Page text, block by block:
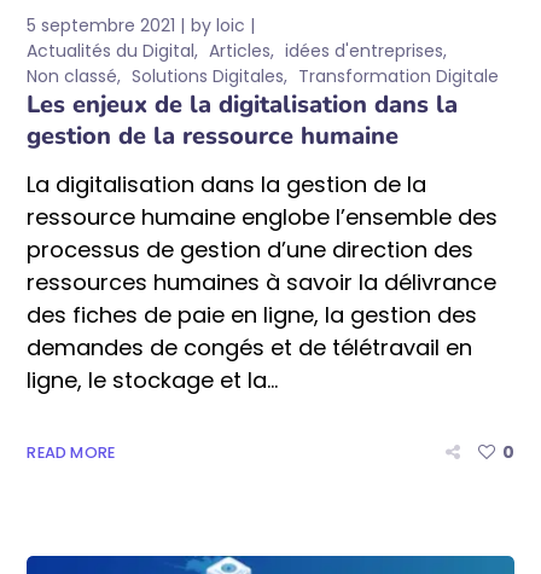
5 septembre 2021 byloic
Actualités du Digital Articles idées d'entreprises
Non classé Solutions Digitales Transformation Digitale
Les enjeux de la digitalisation dans la
gestion de la ressource humaine
La digitalisation dans la gestion de la
ressource humaine englobe l’ensemble des
processus de gestion d’une direction des
ressources humaines à savoir la délivrance
des fiches de paie en ligne, la gestion des
demandes de congés et de télétravail en
ligne, le stockage et la...
READ MORE 0